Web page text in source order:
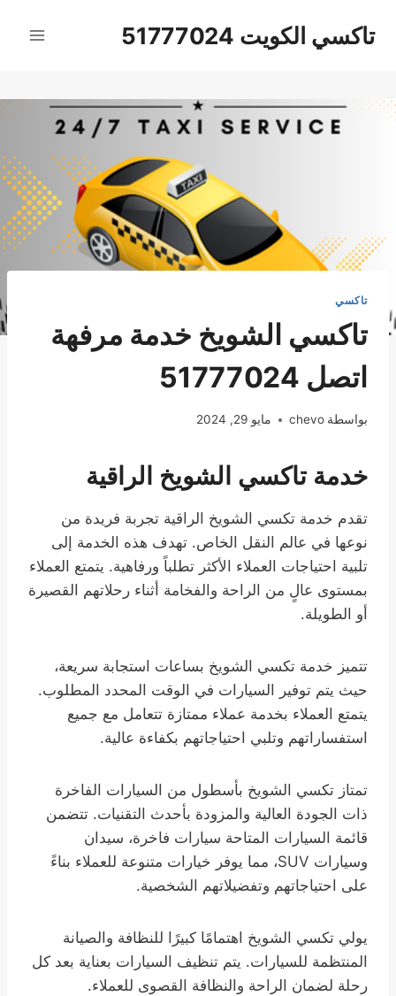
تاكسي الكويت 51777024
تاكسي
تاكسي الشويخ خدمة مرفهة
اتصل 51777024
بواسطة chevo مايو 29, 2024
خدمة تاكسي الشويخ الراقية
تقدم خدمة تكسي الشويخ الراقية تجربة فريدة من
نوعها في عالم النقل الخاص. تهدف هذه الخدمة إلى
تلبية احتياجات العملاء الأكثر تطلباً ورفاهية. يتمتع العملاء
بمستوى عالٍ من الراحة والفخامة أثناء رحلاتهم القصيرة
أو الطويلة.
تتميز خدمة تكسي الشويخ بساعات استجابة سريعة،
حيث يتم توفير السيارات في الوقت المحدد المطلوب.
يتمتع العملاء بخدمة عملاء ممتازة تتعامل مع جميع
استفساراتهم وتلبي احتياجاتهم بكفاءة عالية.
تمتاز تكسي الشويخ بأسطول من السيارات الفاخرة
ذات الجودة العالية والمزودة بأحدث التقنيات. تتضمن
قائمة السيارات المتاحة سيارات فاخرة، سيدان
وسيارات SUV، مما يوفر خيارات متنوعة للعملاء بناءً
على احتياجاتهم وتفضيلاتهم الشخصية.
يولي تكسي الشويخ اهتمامًا كبيرًا للنظافة والصيانة
المنتظمة للسيارات. يتم تنظيف السيارات بعناية بعد كل
رحلة لضمان الراحة والنظافة القصوى للعملاء.